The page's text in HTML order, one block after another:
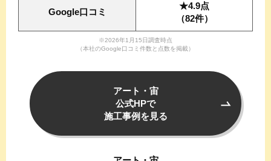
Google口コミ
★4.9点
（82件）
※2026年1月15日調査時点
（本社のGoogle口コミ件数と点数を掲載）
アート・宙
公式HPで
施工事例を見る